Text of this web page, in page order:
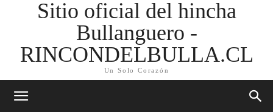
Sitio oficial del hincha
Bullanguero -
RINCONDELBULLA.CL
Un Solo Corazón